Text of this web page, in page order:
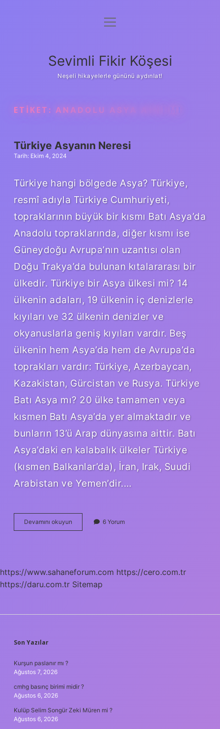
Anasayfa
Yasal Uyarı
menüyü
Sevimli Fikir Köşesi
Neşeli hikayelerle gününü aydınlat!
ETIKET: ANADOLU ASYA AYNI MI
Türkiye Asyanın Neresi
Tarih: Ekim 4, 2024
Türkiye hangi bölgede Asya? Türkiye,
resmî adıyla Türkiye Cumhuriyeti,
topraklarının büyük bir kısmı Batı Asya’da
Anadolu topraklarında, diğer kısmı ise
Güneydoğu Avrupa’nın uzantısı olan
Doğu Trakya’da bulunan kıtalararası bir
ülkedir. Türkiye bir Asya ülkesi mi? 14
ülkenin adaları, 19 ülkenin iç denizlerle
kıyıları ve 32 ülkenin denizler ve
okyanuslarla geniş kıyıları vardır. Beş
ülkenin hem Asya’da hem de Avrupa’da
toprakları vardır: Türkiye, Azerbaycan,
Kazakistan, Gürcistan ve Rusya. Türkiye
Batı Asya mı? 20 ülke tamamen veya
kısmen Batı Asya’da yer almaktadır ve
bunların 13’ü Arap dünyasına aittir. Batı
Asya’daki en kalabalık ülkeler Türkiye
(kısmen Balkanlar’da), İran, Irak, Suudi
Arabistan ve Yemen’dir.…
Devamını okuyun
Asyanın
6 Yorum
https://www.sahaneforum.com https://cero.com.tr
https://daru.com.tr Sitemap
SIDEBAR
Son Yazılar
Kurşun paslanır mı ?
Ağustos 7, 2026
cmhg basınç birimi midir ?
Ağustos 6, 2026
Kulüp Selim Songür Zeki Müren mi ?
Ağustos 6, 2026